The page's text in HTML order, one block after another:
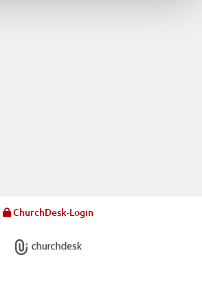
ChurchDesk-Login